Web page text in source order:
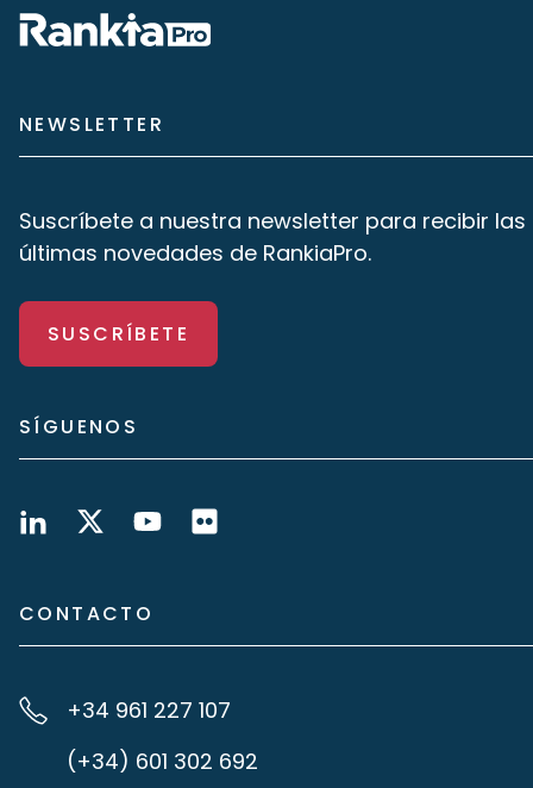
NEWSLETTER
Suscríbete a nuestra newsletter para recibir las
últimas novedades de RankiaPro.
SUSCRÍBETE
SÍGUENOS
CONTACTO
+34 961 227 107
(+34) 601 302 692